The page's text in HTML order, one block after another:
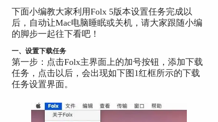
下面小编教大家利用Folx 5版本设置任务完成以
后，自动让Mac电脑睡眠或关机，请大家跟随小编
的脚步一起往下看吧！
一、设置下载任务
第一步：点击Folx主界面上的加号按钮，添加下载
任务，点击以后，会出现如下图1红框所示的下载
任务设置界面。